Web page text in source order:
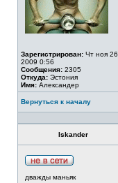
Зарегистрирован: Чт ноя 26,
2009 0:56
Сообщения: 2305
Откуда: Эстония
Имя: Александер
Вернуться к началу
Iskander
дважды маньяк